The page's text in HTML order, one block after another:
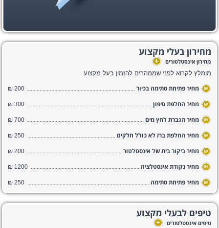
מחירון בעלי מקצוע
מחירון אינסטלטורים +
מומלץ לקרוא לפני שממהרים להזמין בעל מקצוע
₪ מחיר פתיחת סתימה בכיור 200 ₪
₪ מחיר החלפת סיפון 300 ₪
₪ מחיר הגברת לחץ מים 700 ₪
₪ מחיר החלפת ברז לא כולל חלקים 250 ₪
₪ מחיר ביקור בית של אינסטלטור 200 ₪
₪ מחיר נקודת אינסטלציה 1200 ₪
₪ מחיר פתיחת סתימה 250 ₪
טיפים לבעלי מקצוע
טיפים אינסטלטורים +